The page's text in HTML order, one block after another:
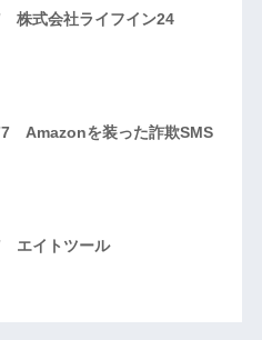
株式会社ライフイン24
Amazonを装った詐欺SMS
エイトツール